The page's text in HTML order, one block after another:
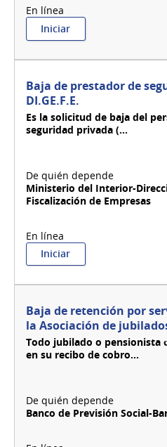
Iniciar:
Baja
construcción.
Baja de prestador de
DI.GE.F.E.
Es la solicitud de baja del
seguridad privada (...
Ministerio del Interior-
Fiscalización de Empresas
Iniciar:
Baja
seguridad
independiente
DI.GE.F.E.
Baja de retención por
la Asociación de
Todo jubilado o pensionista
en su recibo de cobro...
Banco de Previsión Social-